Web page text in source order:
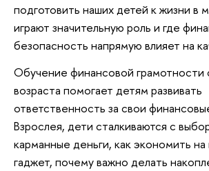
подготовить наших детей к жизни в
играют значительную роль и где
безопасность напрямую влияет на
Обучение финансовой грамотности
возраста помогает детям развивать
ответственность за свои
Взрослея, дети сталкиваются с
карманные деньги, как экономить
гаджет, почему важно делать